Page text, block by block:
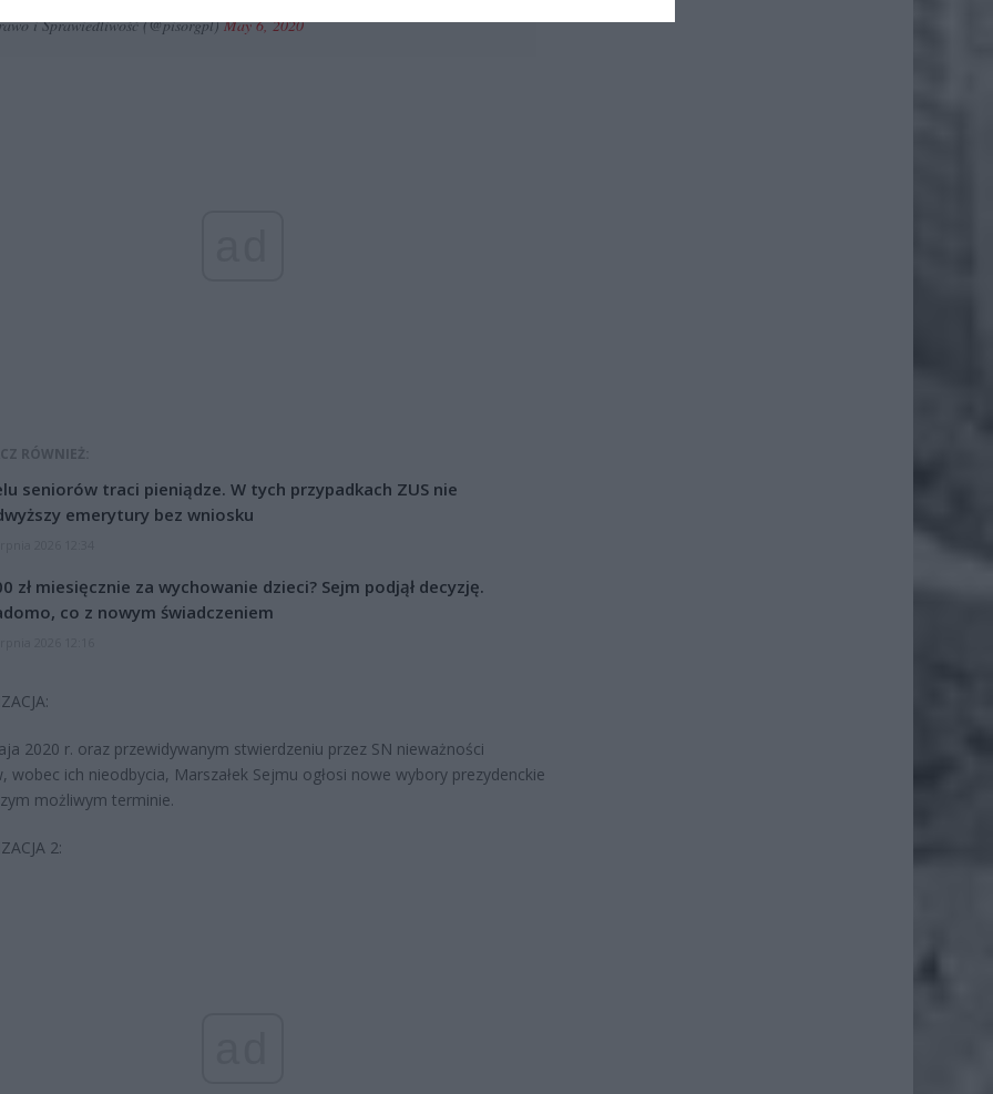
i Sprawiedliwość (@pisorgpl)May 6, 2020
RÓWNIEŻ:
seniorów traci pieniądze. W tych przypadkach ZUS nie
emerytury bez wniosku
zł miesięcznie za wychowanie dzieci? Sejm podjął decyzję.
co z nowym świadczeniem
2020 r. oraz przewidywanym stwierdzeniu przez SN nieważności
wobec ich nieodbycia, Marszałek Sejmu ogłosi nowe wybory prezydenckie
możliwym terminie.
2: